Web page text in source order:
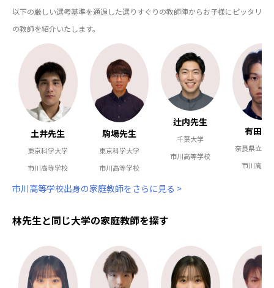
以下の厳しい選考基準を通過した選りすぐりの教師陣からお子様にピッタリ
の教師を紹介いたします。
土井先生
東京科学大学
市川高等学校
駒場先生
東京科学大学
市川高等学校
辻内先生
千葉大学
市川高等学校
有田先
奈良県立医
市川高等
市川高等学校出身の家庭教師をさらに見る >
林先生と同じ大学の家庭教師を探す